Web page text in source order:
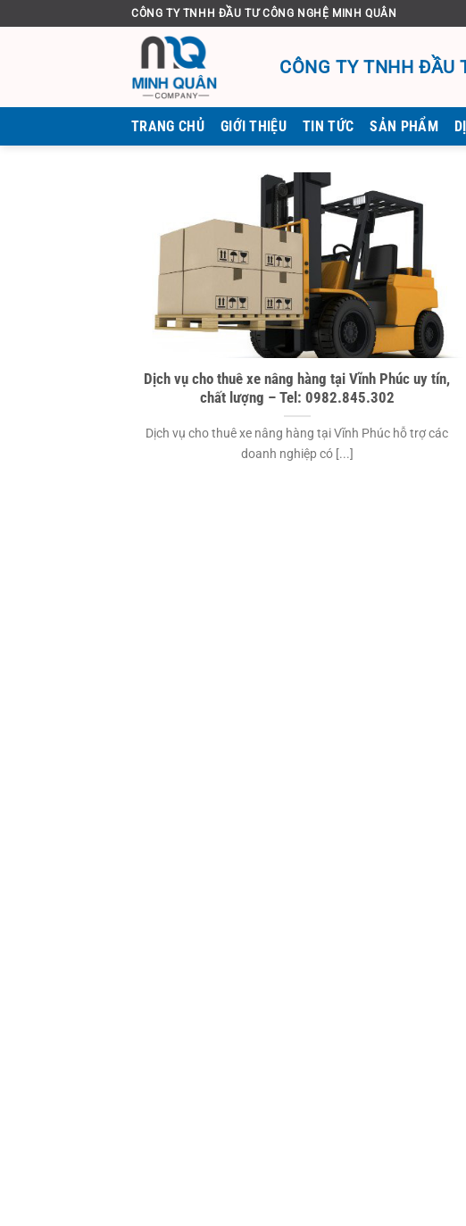
qua
CÔNG TY TNHH ĐẦU TƯ CÔNG NGHỆ MINH QUÂN
CÔNG TY TNHH ĐẦU
TRANG CHỦ GIỚI THIỆU TIN TỨC SẢN PHẨM
Dịch vụ cho thuê xe nâng hàng tại Vĩnh Phúc uy tín,
chất lượng – Tel: 0982.845.302
Dịch vụ cho thuê xe nâng hàng tại Vĩnh Phúc hỗ trợ các
doanh nghiệp có [...]